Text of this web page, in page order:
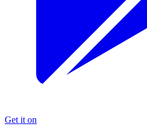
Get it on